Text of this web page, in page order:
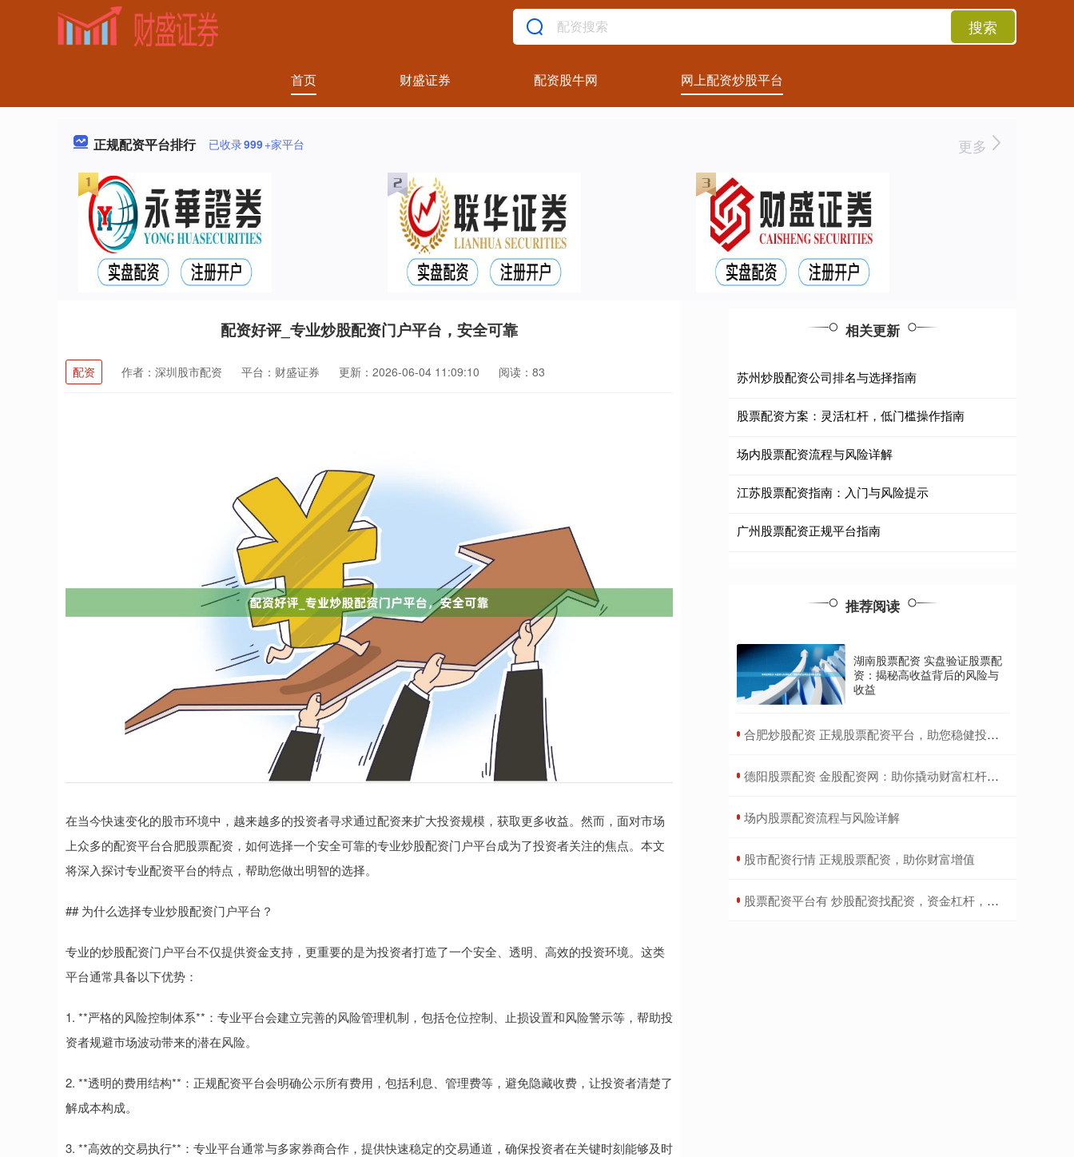
搜索
首页 财盛证券 配资股牛网 网上配资炒股平台
正规配资平台排行 已收录999+家平台 更多
配资好评_专业炒股配资门户平台，安全可靠
配资 作者：深圳股市配资 平台：财盛证券 更新：2026-06-04 11:09:10 阅读：83
在当今快速变化的股市环境中，越来越多的投资者寻求通过配资来扩大投资规模，获取更多收益。然而，面对市场
上众多的配资平台合肥股票配资，如何选择一个安全可靠的专业炒股配资门户平台成为了投资者关注的焦点。本文
将深入探讨专业配资平台的特点，帮助您做出明智的选择。
## 为什么选择专业炒股配资门户平台？
专业的炒股配资门户平台不仅提供资金支持，更重要的是为投资者打造了一个安全、透明、高效的投资环境。这类
平台通常具备以下优势：
1. **严格的风险控制体系**：专业平台会建立完善的风险管理机制，包括仓位控制、止损设置和风险警示等，帮助投
资者规避市场波动带来的潜在风险。
2. **透明的费用结构**：正规配资平台会明确公示所有费用，包括利息、管理费等，避免隐藏收费，让投资者清楚了
解成本构成。
3. **高效的交易执行**：专业平台通常与多家券商合作，提供快速稳定的交易通道，确保投资者在关键时刻能够及时
相关更新
苏州炒股配资公司排名与选择指南
股票配资方案：灵活杠杆，低门槛操作指南
场内股票配资流程与风险详解
江苏股票配资指南：入门与风险提示
广州股票配资正规平台指南
推荐阅读
湖南股票配资 实盘验证股票配
资：揭秘高收益背后的风险与
收益
​合肥炒股配资 正规股票配资平台，助您稳健投资，财富增值
​德阳股票配资 金股配资网：助你撬动财富杠杆，成就投资梦想
​场内股票配资流程与风险详解
​股市配资行情 正规股票配资，助你财富增值
​股票配资平台有 炒股配资找配资，资金杠杆，助你财富倍增